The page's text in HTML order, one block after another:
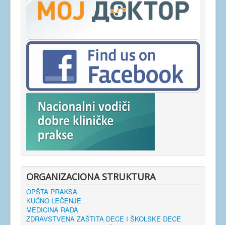
ORGANIZACIONA STRUKTURA
OPŠTA PRAKSA
KUĆNO LEČENJE
MEDICINA RADA
ZDRAVSTVENA ZAŠTITA DECE I ŠKOLSKE DECE